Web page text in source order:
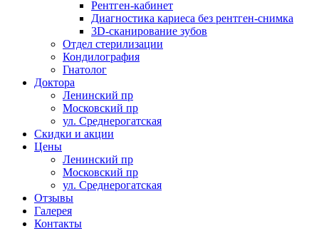
Рентген-кабинет
Диагностика кариеса без рентген-снимка
3D-сканирование зубов
Отдел стерилизации
Кондилография
Гнатолог
Доктора
Ленинский пр
Московский пр
ул. Среднерогатская
Скидки и акции
Цены
Ленинский пр
Московский пр
ул. Среднерогатская
Отзывы
Галерея
Контакты